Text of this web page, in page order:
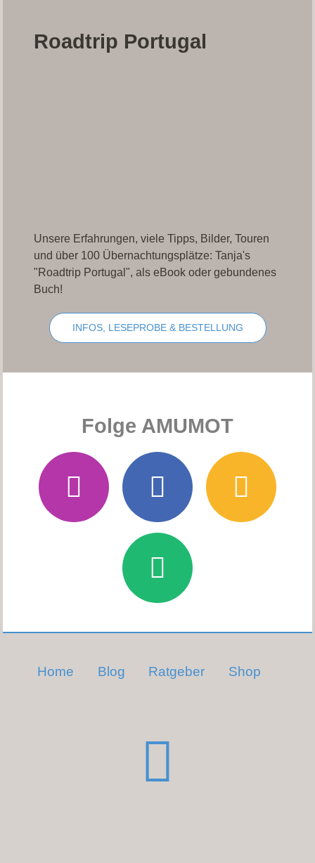
Roadtrip Portugal
Unsere Erfahrungen, viele Tipps, Bilder, Touren
und über 100 Übernachtungsplätze: Tanja's
"Roadtrip Portugal", als eBook oder gebundenes
Buch!
INFOS, LESEPROBE & BESTELLUNG
Folge AMUMOT
Home Blog Ratgeber Shop